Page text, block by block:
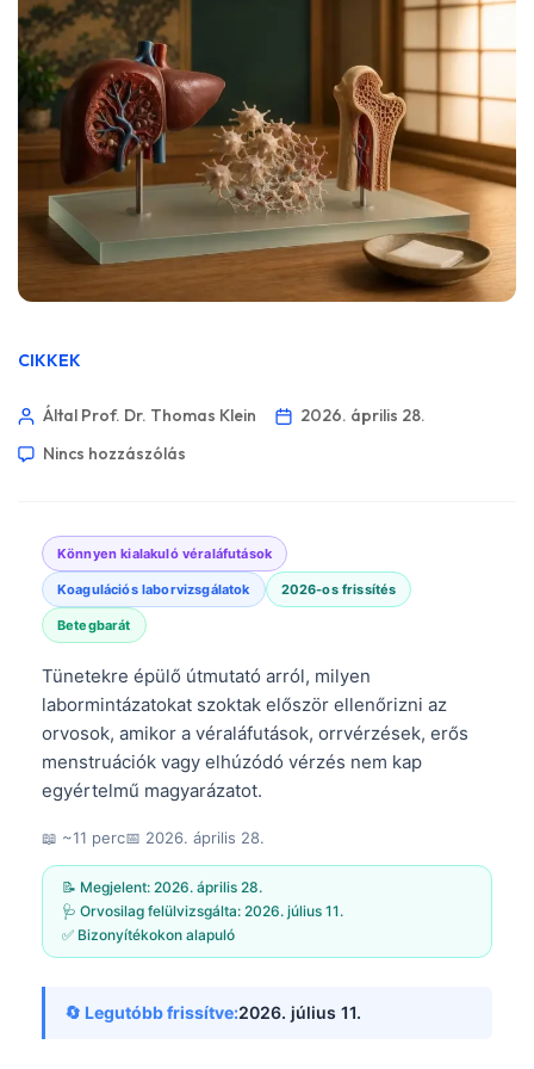
CIKKEK
Által Prof. Dr. Thomas Klein
2026. április 28.
Nincs hozzászólás
Könnyen kialakuló véraláfutások
Koagulációs laborvizsgálatok 2026-os frissítés
Betegbarát
Tünetekre épülő útmutató arról, milyen
labormintázatokat szoktak először ellenőrizni az
orvosok, amikor a véraláfutások, orrvérzések, erős
menstruációk vagy elhúzódó vérzés nem kap
egyértelmű magyarázatot.
📖 ~11 perc📅 2026. április 28.
📝 Megjelent: 2026. április 28.
🩺 Orvosilag felülvizsgálta: 2026. július 11.
✅ Bizonyítékokon alapuló
🔄 Legutóbb frissítve:2026. július 11.